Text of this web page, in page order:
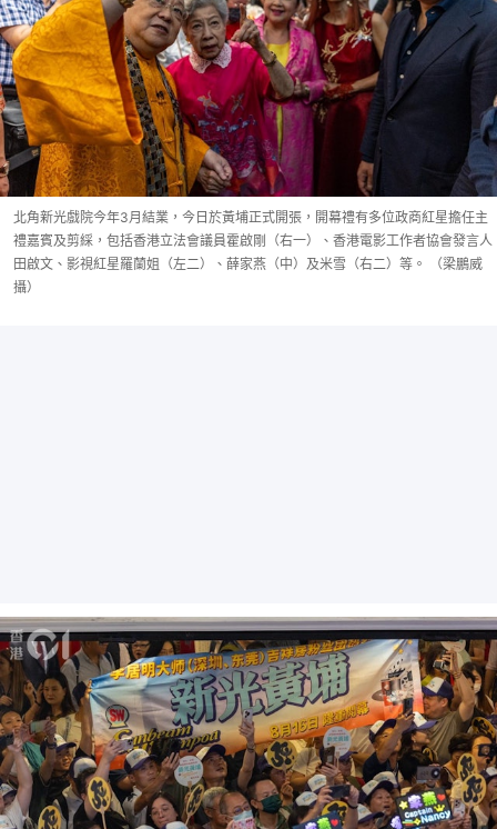
北角新光戲院今年3月結業，今日於黃埔正式開張，開幕禮有多位政商紅星擔任主
禮嘉賓及剪綵，包括香港立法會議員霍啟剛（右一）、香港電影工作者協會發言人
田啟文、影視紅星羅蘭姐（左二）、薛家燕（中）及米雪（右二）等。 （梁鵬威
攝）